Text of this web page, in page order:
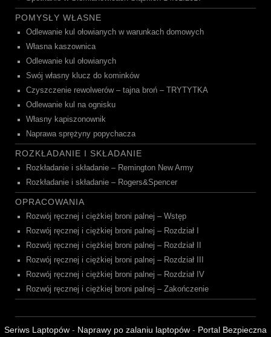
POMYSŁY WŁASNE
Odlewanie kul ołowianych w warunkach domowych
Własna kaszownica
Odlewanie kul ołowianych
Swój własny klucz do kominków
Czyszczenie rewolwerów – tajna broń – TRYTYTKA
Odlewanie kul na ognisku
Własny kapiszonownik
Naprawa sprężyny popychacza
ROZKŁADANIE I SKŁADANIE
Rozkładanie i składanie – Remington New Army
Rozkładanie i składanie – Rogers&Spencer
OPRACOWANIA
Rozwój ręcznej i ciężkiej broni palnej – Wstęp
Rozwój ręcznej i ciężkiej broni palnej – Rozdział I
Rozwój ręcznej i ciężkiej broni palnej – Rozdział II
Rozwój ręcznej i ciężkiej broni palnej – Rozdział III
Rozwój ręcznej i ciężkiej broni palnej – Rozdział IV
Rozwój ręcznej i ciężkiej broni palnej – Zakończenie
Seriws Laptopów - Naprawy po zalaniu laptopów - Portal Bezpieczna